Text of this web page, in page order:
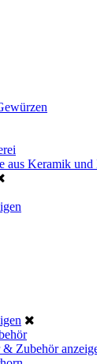
aus Keramik und
Zubehör